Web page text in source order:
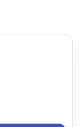
price paid by